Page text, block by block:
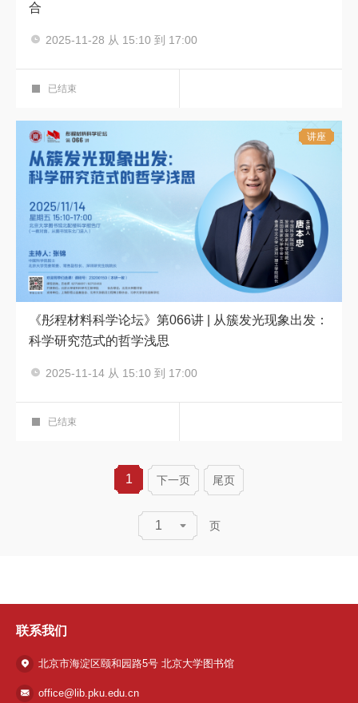
合
主讲人：张荻
2025-11-28 从 15:10 到 17:00
科学报告厅
已结束
讲座
《彤程材料科学论坛》第066讲 | 从簇发光现象出发：
科学研究范式的哲学浅思
主讲人：唐本忠
2025-11-14 从 15:10 到 17:00
科学报告厅
已结束
1 下一页 尾页
1 页
联系我们
北京市海淀区颐和园路5号 北京大学图书馆
office@lib.pku.edu.cn